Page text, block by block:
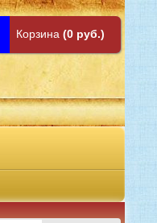
Корзина (0 руб.)